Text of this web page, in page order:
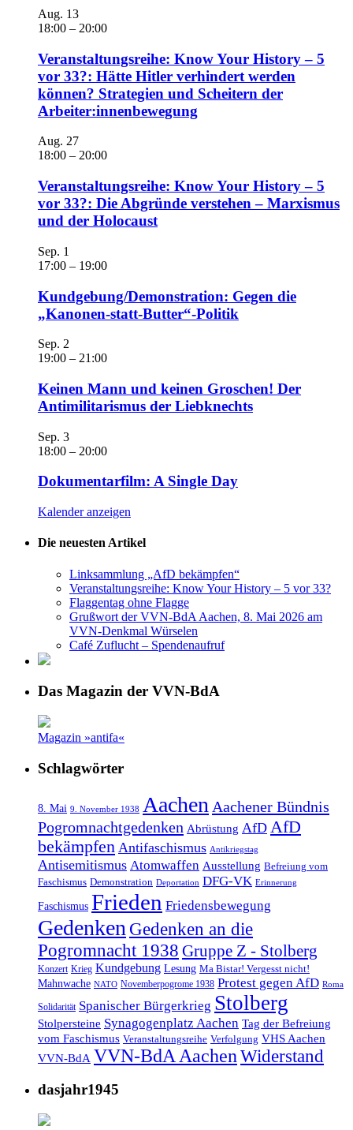
Aug. 13
18:00 – 20:00
Veranstaltungsreihe: Know Your History – 5
vor 33?: Hätte Hitler verhindert werden
können? Strategien und Scheitern der
Arbeiter:innenbewegung
Aug. 27
18:00 – 20:00
Veranstaltungsreihe: Know Your History – 5
vor 33?: Die Abgründe verstehen – Marxismus
und der Holocaust
Sep. 1
17:00 – 19:00
Kundgebung/Demonstration: Gegen die
„Kanonen-statt-Butter“-Politik
Sep. 2
19:00 – 21:00
Keinen Mann und keinen Groschen! Der
Antimilitarismus der Liebknechts
Sep. 3
18:00 – 20:00
Dokumentarfilm: A Single Day
Kalender anzeigen
Die neuesten Artikel
Linksammlung „AfD bekämpfen“
Veranstaltungsreihe: Know Your History – 5 vor 33?
Flaggentag ohne Flagge
Grußwort der VVN-BdA Aachen, 8. Mai 2026 am
VVN-Denkmal Würselen
Café Zuflucht – Spendenaufruf
Das Magazin der VVN-BdA
Magazin »antifa«
Schlagwörter
8. Mai 9. November 1938 Aachen Aachener Bündnis
Pogromnachtgedenken Abrüstung AfD AfD
bekämpfen Antifaschismus Antikriegstag
Antisemitismus Atomwaffen Ausstellung Befreiung vom
Faschismus Demonstration Deportation DFG-VK Erinnerung
Faschismus Frieden Friedensbewegung
Gedenken Gedenken an die
Pogromnacht 1938 Gruppe Z - Stolberg
Konzert Krieg Kundgebung Lesung Ma Bistar! Vergesst nicht!
Mahnwache NATO Novemberpogrome 1938 Protest gegen AfD Roma
Solidarität Spanischer Bürgerkrieg Stolberg
Stolpersteine Synagogenplatz Aachen Tag der Befreiung
vom Faschismus Veranstaltungsreihe Verfolgung VHS Aachen
VVN-BdA VVN-BdA AachenWiderstand
dasjahr1945